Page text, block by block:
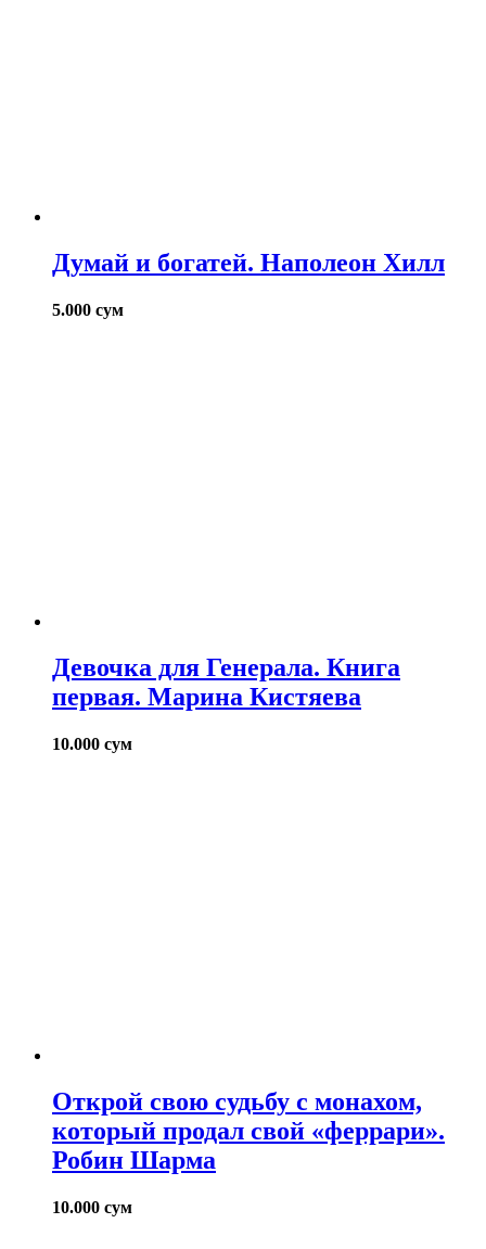
Думай и богатей. Наполеон Хилл
5.000 сум
Девочка для Генерала. Книга
первая. Марина Кистяева
10.000 сум
Открой свою судьбу с монахом,
который продал свой «феррари».
Робин Шарма
10.000 сум